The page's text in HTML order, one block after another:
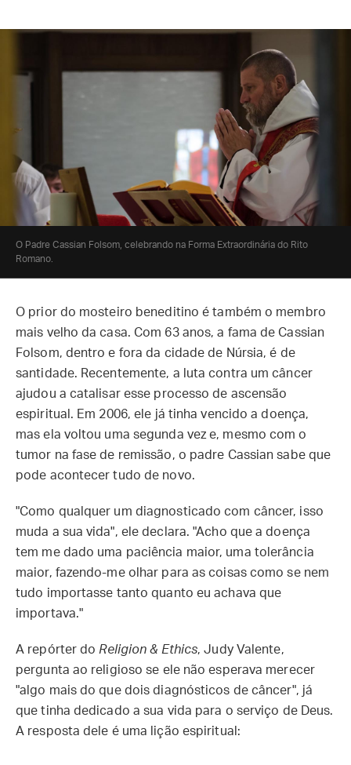
O Padre Cassian Folsom, celebrando na Forma Extraordinária do Rito
Romano.
O prior do mosteiro beneditino é também o membro
mais velho da casa. Com 63 anos, a fama de Cassian
Folsom, dentro e fora da cidade de Núrsia, é de
santidade. Recentemente, a luta contra um câncer
ajudou a catalisar esse processo de ascensão
espiritual. Em 2006, ele já tinha vencido a doença,
mas ela voltou uma segunda vez e, mesmo com o
tumor na fase de remissão, o padre Cassian sabe que
pode acontecer tudo de novo.
"Como qualquer um diagnosticado com câncer, isso
muda a sua vida", ele declara. "Acho que a doença
tem me dado uma paciência maior, uma tolerância
maior, fazendo-me olhar para as coisas como se nem
tudo importasse tanto quanto eu achava que
importava."
A repórter doReligion & Ethics, Judy Valente,
pergunta ao religioso se ele não esperava merecer
"algo mais do que dois diagnósticos de câncer", já
que tinha dedicado a sua vida para o serviço de Deus.
A resposta dele é uma lição espiritual: